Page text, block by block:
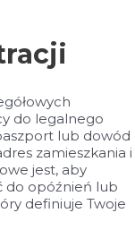
do legalnego
lub dowód
zamieszkania i
jest, aby
do opóźnień lub
definiuje Twoje